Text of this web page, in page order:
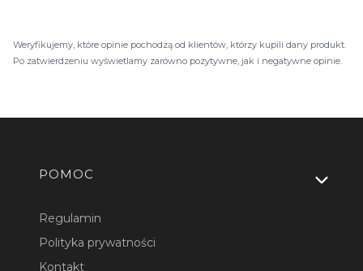
Weryfikujemy, które opinie pochodzą od klientów, którzy kupili dany produkt.
Po zatwierdzeniu wyświetlamy zarówno pozytywne, jak i negatywne opinie.
Linki w stopce
POMOC
Regulamin
Polityka prywatności
Kontakt